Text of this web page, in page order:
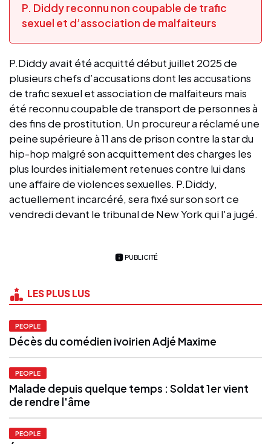
P. Diddy reconnu non coupable de trafic
sexuel et d’association de malfaiteurs
P.Diddy avait été acquitté début juillet 2025 de
plusieurs chefs d’accusations dont les accusations
de trafic sexuel et association de malfaiteurs mais
été reconnu coupable de transport de personnes à
des fins de prostitution. Un procureur a réclamé une
peine supérieure à 11 ans de prison contre la star du
hip-hop malgré son acquittement des charges les
plus lourdes initialement retenues contre lui dans
une affaire de violences sexuelles. P.Diddy,
actuellement incarcéré, sera fixé sur son sort ce
vendredi devant le tribunal de New York qui l'a jugé.
PUBLICITÉ
LES PLUS LUS
PEOPLE
Décès du comédien ivoirien Adjé Maxime
PEOPLE
Malade depuis quelque temps : Soldat 1er vient
de rendre l'âme
PEOPLE